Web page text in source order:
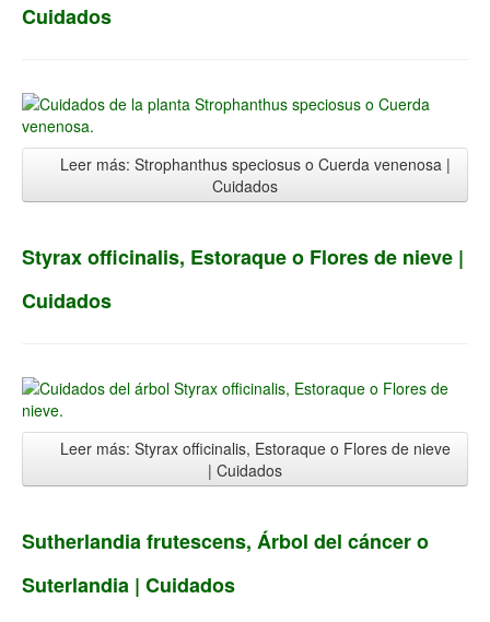
Cuidados
Leer más: Strophanthus speciosus o Cuerda venenosa |
Cuidados
Styrax officinalis, Estoraque o Flores de nieve |
Cuidados
Leer más: Styrax officinalis, Estoraque o Flores de nieve
| Cuidados
Sutherlandia frutescens, Árbol del cáncer o
Suterlandia | Cuidados